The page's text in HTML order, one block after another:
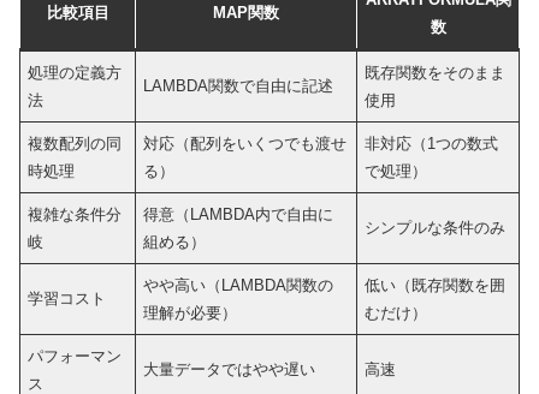
比較項目 MAP関数
数
処理の定義方
法
LAMBDA関数で自由に記述
既存関数をそのまま
使用
複数配列の同
時処理
対応（配列をいくつでも渡せ
る）
非対応（1つの数式
で処理）
複雑な条件分
岐
得意（LAMBDA内で自由に
組める）
シンプルな条件のみ
学習コスト
やや高い（LAMBDA関数の
理解が必要）
低い（既存関数を囲
むだけ）
パフォーマン
ス
大量データではやや遅い 高速